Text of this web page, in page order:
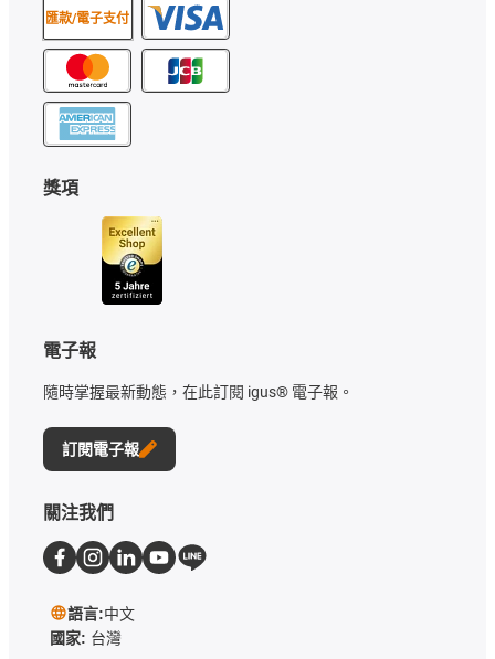
匯款/電子支付
獎項
電子報
隨時掌握最新動態，在此訂閱 igus® 電子報。
訂閱電子報
關注我們
語言:中文
國家: 台灣